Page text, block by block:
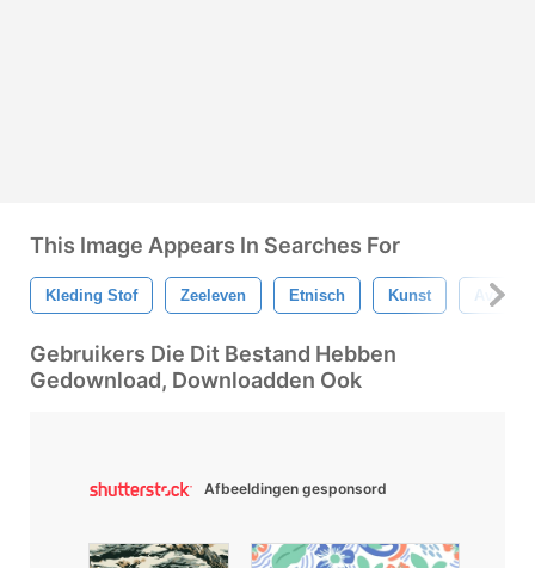
This Image Appears In Searches For
Kleding Stof Zeeleven Etnisch Kunst Avatar
Gebruikers Die Dit Bestand Hebben
Gedownload, Downloadden Ook
Afbeeldingen gesponsord